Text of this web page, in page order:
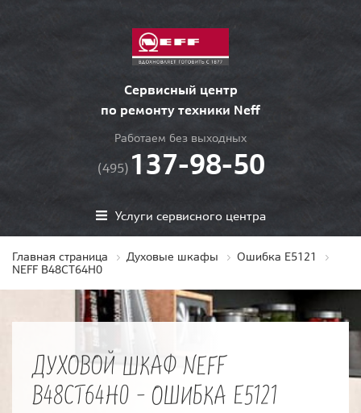
Сервисный центр
по ремонту техники Neff
Работаем без выходных
(495) 137-98-50
Услуги сервисного центра
Главная страница Духовые шкафы
Ошибка E5121
NEFF B48CT64H0
ДУХОВОЙ ШКАФ NEFF
B48CT64H0 - ОШИБКА E5121